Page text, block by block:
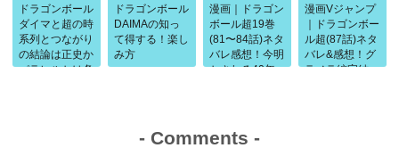
ドラゴンボール
ダイマと超の時
系列とつながり
の結論は正史か
パラレルかは条
ドラゴンボール
DAIMAの知っ
て得する！楽し
み方
漫画｜ドラゴン
ボール超19巻
(81〜84話)ネタ
バレ感想！今明
かされる40年
漫画Vジャンプ
｜ドラゴンボー
ル超(87話)ネタ
バレ&感想！グ
ラノラ編完結
- Comments -